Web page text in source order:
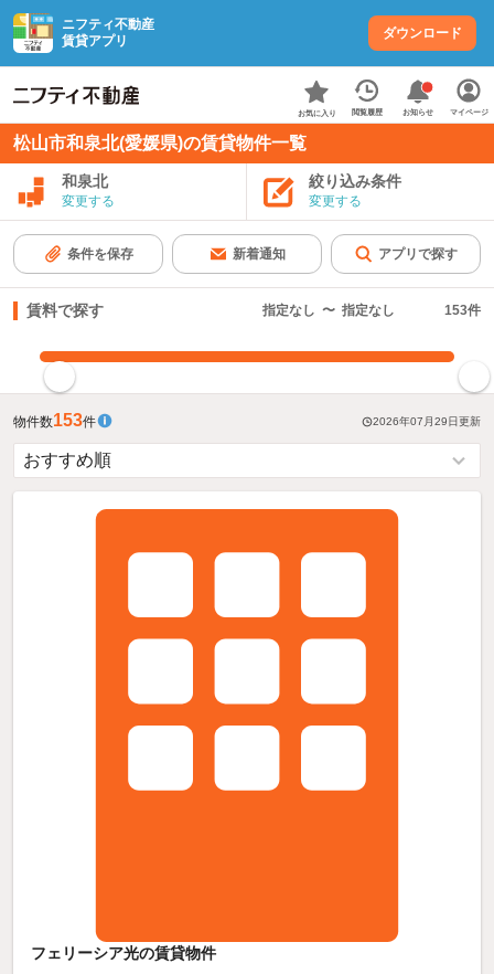
ニフティ不動産
賃貸アプリ
ダウンロード
お気に入り 閲覧履歴 お知らせ マイページ
松山市和泉北(愛媛県)の賃貸物件一覧
和泉北
変更する
絞り込み条件
変更する
条件を保存 新着通知 アプリで探す
賃料で探す 指定なし 〜 指定なし 153件
物件数153件 2026年07月29日更新
フェリーシア光の賃貸物件